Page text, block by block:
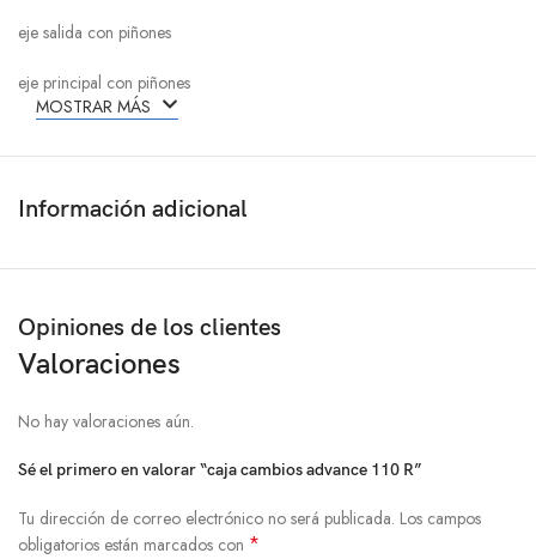
eje salida con piñones
eje principal con piñones
MOSTRAR MÁS
Información adicional
Opiniones de los clientes
Valoraciones
No hay valoraciones aún.
Sé el primero en valorar “caja cambios advance 110 R”
Tu dirección de correo electrónico no será publicada. Los campos
obligatorios están marcados con *